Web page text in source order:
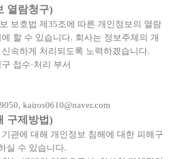
열람청구)
보호법 제35조에 따른 개인정보의 열람
할 수 있습니다. 회사는 정보주체의 개
속하게 처리되도록 노력하겠습니다.
접수·처리 부서
kairos0610@naver.com
구제방법)
관에 대해 개인정보 침해에 대한 피해구
실 수 있습니다.